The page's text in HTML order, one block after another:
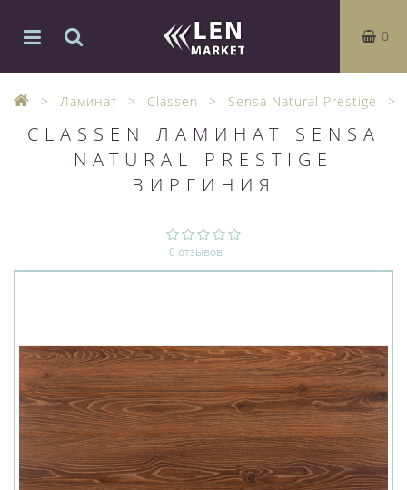
0
Ламинат Classen Sensa Natural Prestige
CLASSEN ЛАМИНАТ SENSA
NATURAL PRESTIGE
ВИРГИНИЯ
0 отзывов